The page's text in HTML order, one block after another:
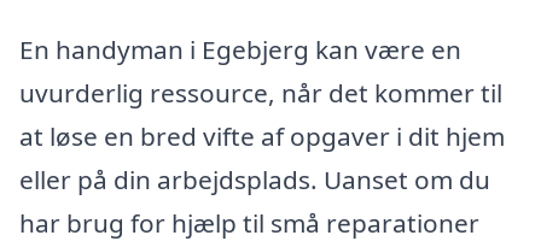
En handyman i Egebjerg kan være en
uvurderlig ressource, når det kommer til
at løse en bred vifte af opgaver i dit hjem
eller på din arbejdsplads. Uanset om du
har brug for hjælp til små reparationer